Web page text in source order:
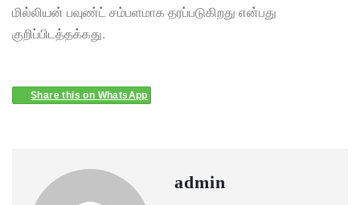
மில்லியன் பவுண்ட் சம்பளமாக தரப்படுகிறது என்பது
குறிப்பிடத்தக்கது.
Share this on WhatsApp
admin